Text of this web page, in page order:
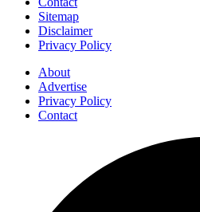
Sitemap
Disclaimer
Privacy Policy
About
Advertise
Privacy Policy
Contact